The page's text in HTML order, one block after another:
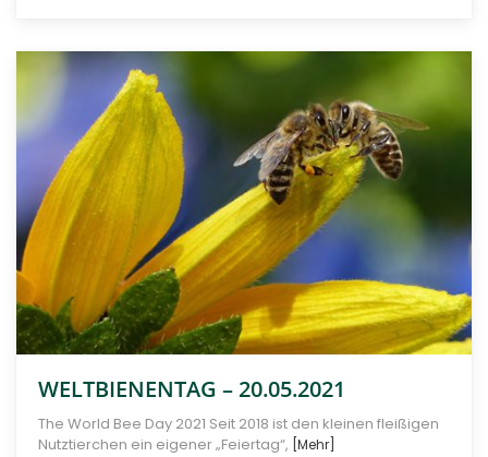
WELTBIENENTAG – 20.05.2021
The World Bee Day 2021 Seit 2018 ist den kleinen fleißigen
Nutztierchen ein eigener „Feiertag“, [Mehr]